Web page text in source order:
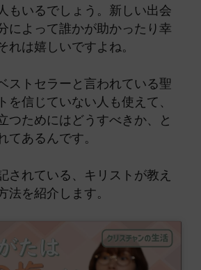
もいるでしょう。新しい出会
によって誰かが助かったり幸
れは嬉しいですよね。
ストセラーと言われている聖
を信じていない人も使えて、
つためにはどうすべきか、と
てあるんです。
されている、キリストが教え
法を紹介します。